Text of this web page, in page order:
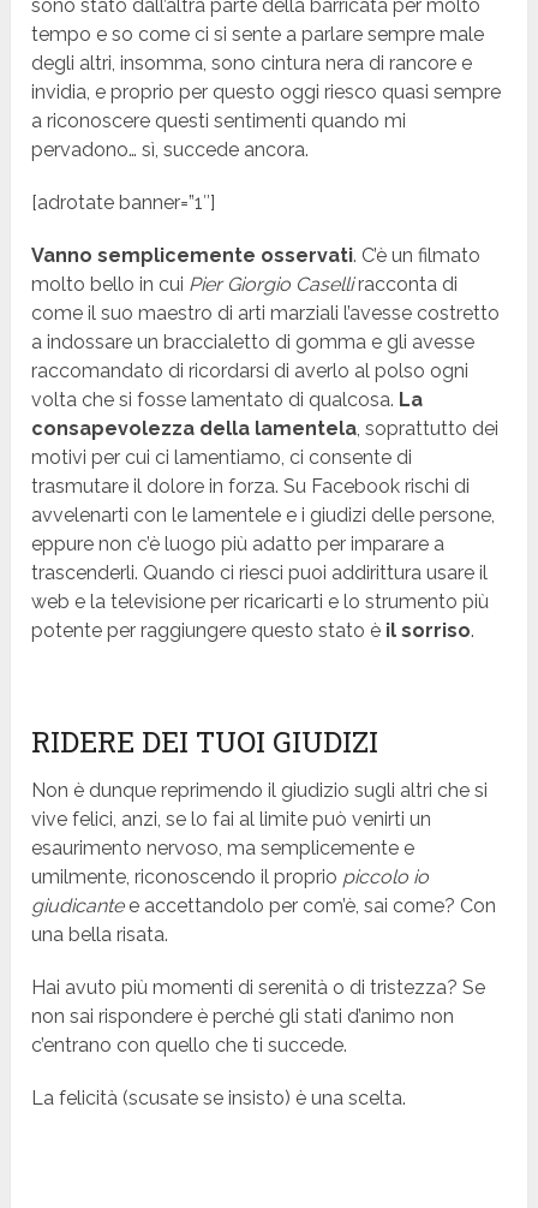
sono stato dall’altra parte della barricata per molto
tempo e so come ci si sente a parlare sempre male
degli altri, insomma, sono cintura nera di rancore e
invidia, e proprio per questo oggi riesco quasi sempre
a riconoscere questi sentimenti quando mi
pervadono… sì, succede ancora.
[adrotate banner=”1″]
Vanno semplicemente osservati. C’è un filmato
molto bello in cui Pier Giorgio Caselliracconta di
come il suo maestro di arti marziali l’avesse costretto
a indossare un braccialetto di gomma e gli avesse
raccomandato di ricordarsi di averlo al polso ogni
volta che si fosse lamentato di qualcosa. La
consapevolezza della lamentela , soprattutto dei
motivi per cui ci lamentiamo, ci consente di
trasmutare il dolore in forza. Su Facebook rischi di
avvelenarti con le lamentele e i giudizi delle persone,
eppure non c’è luogo più adatto per imparare a
trascenderli. Quando ci riesci puoi addirittura usare il
web e la televisione per ricaricarti e lo strumento più
potente per raggiungere questo stato è il sorriso.
RIDERE DEI TUOI GIUDIZI
Non è dunque reprimendo il giudizio sugli altri che si
vive felici, anzi, se lo fai al limite può venirti un
esaurimento nervoso, ma semplicemente e
umilmente, riconoscendo il proprio piccolo io
giudicantee accettandolo per com’è, sai come? Con
una bella risata.
Hai avuto più momenti di serenità o di tristezza? Se
non sai rispondere è perché gli stati d’animo non
c’entrano con quello che ti succede.
La felicità (scusate se insisto) è una scelta.